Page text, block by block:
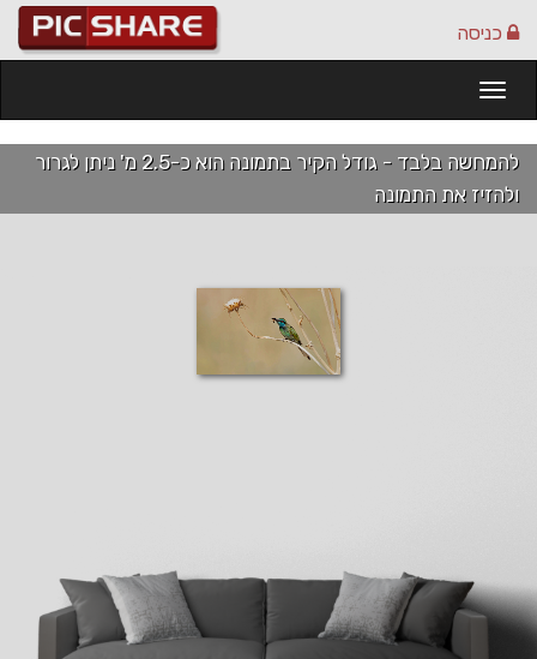
כניסה
להמחשה בלבד - גודל הקיר בתמונה הוא כ-2.5 מ' ניתן לגרור
ולהזיז את התמונה